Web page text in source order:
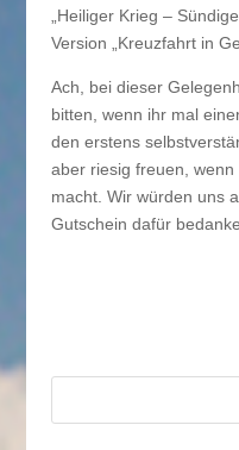
„Heiliger Krieg –
Version „Kreuzfahrt in
Ach, bei dieser
bitten, wenn ihr mal
den erstens
aber riesig freuen,
macht. Wir würden uns
Gutschein dafür